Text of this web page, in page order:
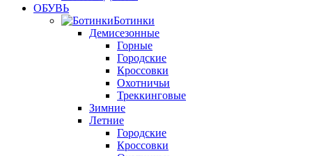
ОБУВЬ
Ботинки
Демисезонные
Горные
Городские
Кроссовки
Охотничьи
Треккинговые
Зимние
Летние
Городские
Кроссовки